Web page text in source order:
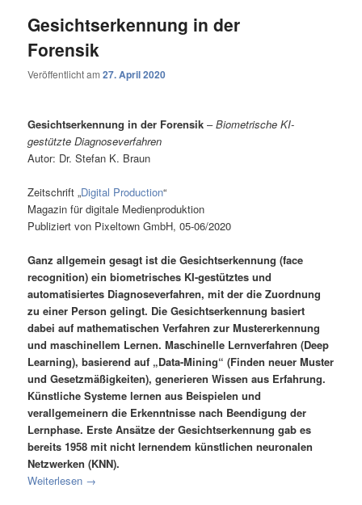
Gesichtserkennung in der
Forensik
Veröffentlicht am27. April 2020
Gesichtserkennung in der Forensik –Biometrische KI-
gestützte Diagnoseverfahren
Autor: Dr. Stefan K. Braun
Zeitschrift „Digital Production“
Magazin für digitale Medienproduktion
Publiziert von Pixeltown GmbH, 05-06/2020
Ganz allgemein gesagt ist die Gesichtserkennung (face
recognition) ein biometrisches KI-gestütztes und
automatisiertes Diagnoseverfahren, mit der die Zuordnung
zu einer Person gelingt. Die Gesichtserkennung basiert
dabei auf mathematischen Verfahren zur Mustererkennung
und maschinellem Lernen. Maschinelle Lernverfahren (Deep
Learning), basierend auf „Data-Mining“ (Finden neuer Muster
und Gesetzmäßigkeiten), generieren Wissen aus Erfahrung.
Künstliche Systeme lernen aus Beispielen und
verallgemeinern die Erkenntnisse nach Beendigung der
Lernphase. Erste Ansätze der Gesichtserkennung gab es
bereits 1958 mit nicht lernendem künstlichen neuronalen
Netzwerken (KNN).
Weiterlesen →